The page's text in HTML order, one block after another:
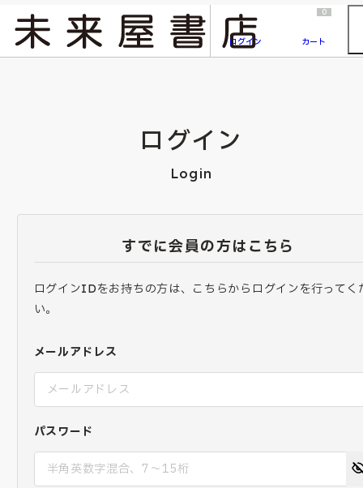
『ONE PIECE magazine 021 ONE PIECEカード付き同梱版』発売延期のご案内
ログイン
0
カート
ログイン
Login
すでに会員の方はこちら
ログインIDをお持ちの方は、こちらからログインを行ってく
い。
メールアドレス
パスワード